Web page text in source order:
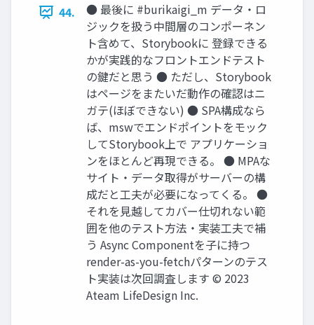
44.
● 最後に #burikaigi_m データ‧ロ
ジックを扱う中間層のコンポーネン
ト含めて、Storybookに 登録できる
かが実践的なフロントエンドテスト
の鍵だと思う ● ただし、Storybook
はページをまたいだ動作の確認はニ
ガテ(ほぼできない) ● SPA構成なら
ば、mswでエンドポイントをモック
してStorybook上で アプリケーショ
ンをほとんど再現できる。 ● MPAな
サイト‧データ取得がサーバーの構
成だと⼯夫が必要になってくる。 ●
それを⾒越してカバー仕切れない範
囲を他のテスト⽅法‧実装⼯夫で補
う Async Componentを⼦に持つ
render-as-you-fetchパターンのテス
ト実装は次回調査します © 2023
Ateam LifeDesign Inc.